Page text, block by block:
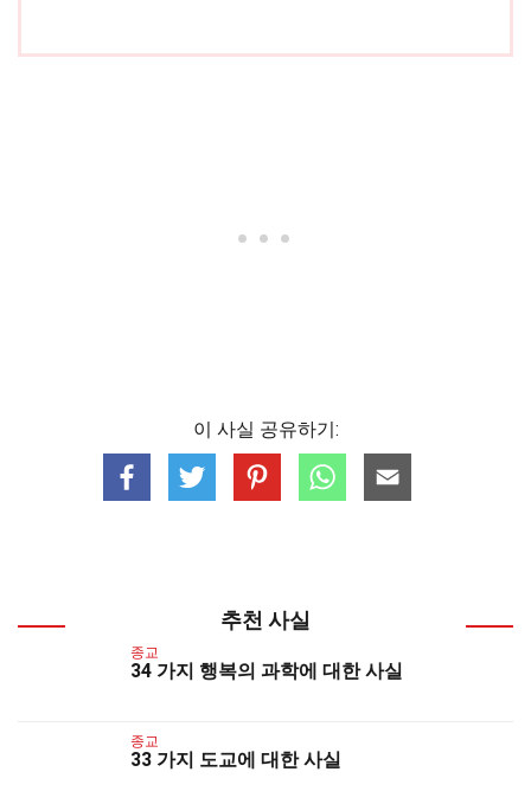
이 사실 공유하기:
추천 사실
종교
34 가지 행복의 과학에 대한 사실
종교
33 가지 도교에 대한 사실